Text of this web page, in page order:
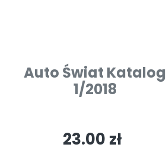
Auto Świat Katalog
1/2018
23.00 zł